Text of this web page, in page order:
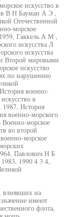
искусство в
В Н Бауман А Э ,
Отечественной
морское
Гаккель А М ,
искусства Л
искусства
Второй мировыми
искусство
по нарушению
военно-
в
1987, История
военно-морского
морское
во второй
морское
Павлович Н Б
1990 4 3 4,
влиявших на
имеют
флота,